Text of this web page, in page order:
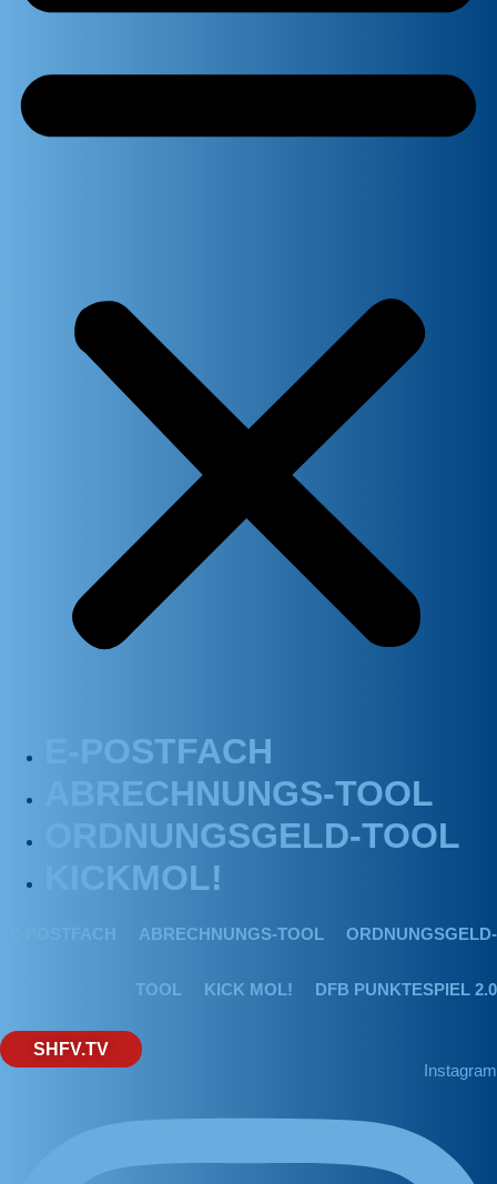
E-POSTFACH
ABRECHNUNGS-TOOL
ORDNUNGSGELD-TOOL
KICKMOL!
E-POSTFACH ABRECHNUNGS-TOOL ORDNUNGSGELD-
TOOL KICK MOL! DFB PUNKTESPIEL 2.0
SHFV.TV
Instagram